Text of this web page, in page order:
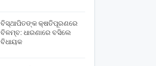
ବିସ୍ଥାପିତଙ୍କ କ୍ଷତିପୂରଣରେ
ବିଳମ୍ବ: ଧାରଣାରେ ବସିଲେ
ବିଧାୟକ